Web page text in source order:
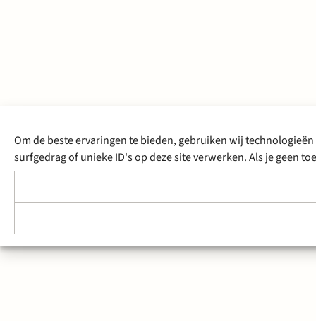
Om de beste ervaringen te bieden, gebruiken wij
surfgedrag of unieke ID's op deze site verwerken. Als je geen